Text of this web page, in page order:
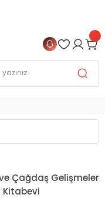
Çağdaş Gelişmeler
Kitabevi